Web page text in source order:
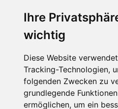
Ihre
wichtig
Diese Website
Tracking-Technologien,
folgenden Zwecken zu
grundlegende
ermöglichen, um ein
Die Schneehoehen Ski
Muss für alle